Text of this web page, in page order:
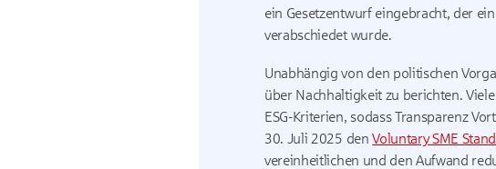
ein Gesetzentwurf eingebracht, der
verabschiedet wurde.
Unabhängig von den politischen
über Nachhaltigkeit zu berichten.
ESG-Kriterien, sodass Transparenz
30. Juli 2025 denVoluntary SME
vereinheitlichen und den Aufwand